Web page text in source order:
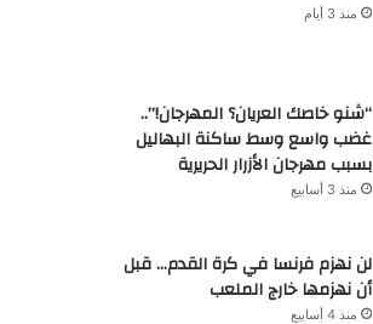
منذ 3 أيام
“شنو خاصك العريان؟ المهرجان!”..
غضب واسع وسط ساكنة البهاليل
بسبب مهرجان الأزرار الحريرية
منذ 3 أسابيع
لن نهزم فرنسا في كرة القدم… قبل
أن نهزمها خارج الملعب
منذ 4 أسابيع